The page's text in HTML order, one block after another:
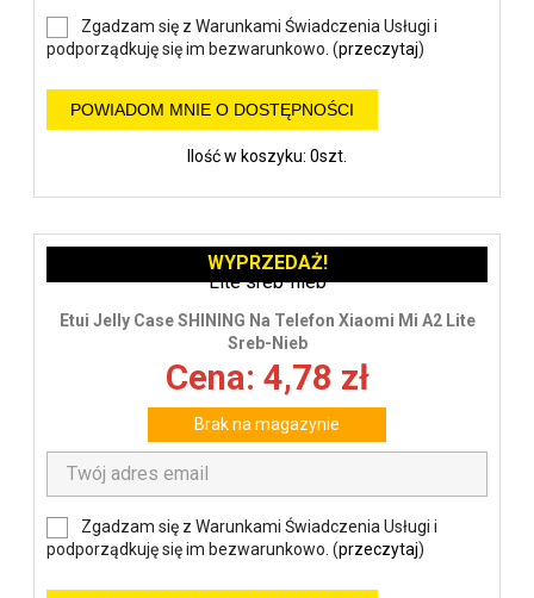
Zgadzam się z Warunkami Świadczenia Usługi i
podporządkuję się im bezwarunkowo. (przeczytaj)
POWIADOM MNIE O DOSTĘPNOŚCI
Ilość w koszyku: 0szt.
Etui Jelly Case SHINING Na Telefon Xiaomi Mi A2 Lite
Sreb-Nieb
Cena: 4,78 zł
Brak na magazynie
Zgadzam się z Warunkami Świadczenia Usługi i
podporządkuję się im bezwarunkowo. (przeczytaj)
WYPRZEDAŻ!